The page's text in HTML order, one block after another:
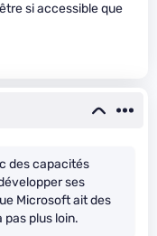
si accessible que
des capacités
ses
Microsoft ait des
pas plus loin.